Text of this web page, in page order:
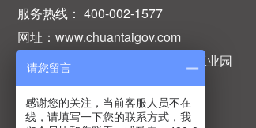
服务热线： 400-002-1577
网址：www.chuantaigov.com
地址：山东省潍坊市坊子区民营工业园
请您留言
感谢您的关注，当前客服人员不在
线，请填写一下您的联系方式，我